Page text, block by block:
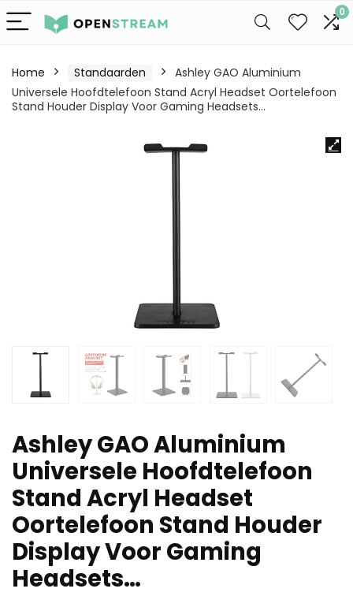
0
Home Standaarden
Ashley GAO Aluminium
Universele Hoofdtelefoon Stand Acryl Headset Oortelefoon
Stand Houder Display Voor Gaming Headsets…
Ashley GAO Aluminium
Universele Hoofdtelefoon
Stand Acryl Headset
Oortelefoon Stand Houder
Display Voor Gaming
Headsets…